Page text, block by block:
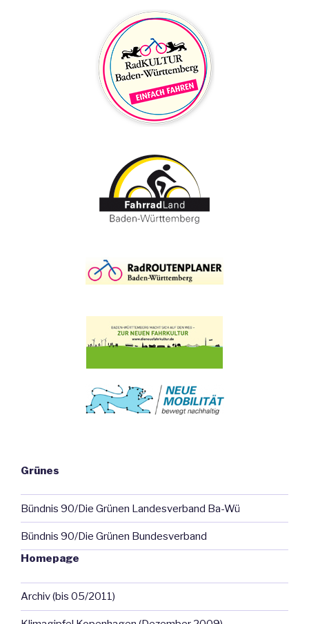
Grünes
Bündnis 90/Die Grünen Landesverband Ba-Wü
Bündnis 90/Die Grünen Bundesverband
Homepage
Archiv (bis 05/2011)